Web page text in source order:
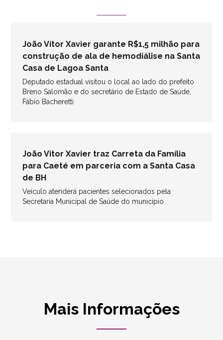
João Vítor Xavier garante R$1,5 milhão para
construção de ala de hemodiálise na Santa
Casa de Lagoa Santa
Deputado estadual visitou o local ao lado do prefeito
Breno Salomão e do secretário de Estado de Saúde,
Fábio Bacheretti
João Vitor Xavier traz Carreta da Família
para Caeté em parceria com a Santa Casa
de BH
Veículo atenderá pacientes selecionados pela
Secretaria Municipal de Saúde do município
Mais Informações